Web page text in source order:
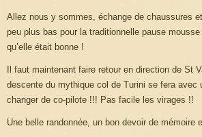
Allez nous y sommes, échange de chaussures
peu plus bas pour la traditionnelle pause
qu’elle était bonne !
Il faut maintenant faire retour en direction de St
descente du mythique col de Turini se fera avec
changer de co-pilote !!! Pas facile les virages !!
Une belle randonnée, un bon devoir de mémoire